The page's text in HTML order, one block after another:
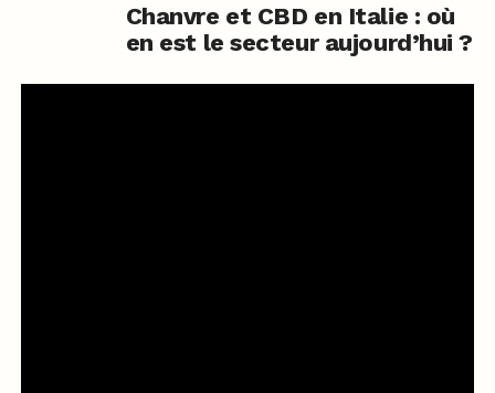
Chanvre et CBD en Italie : où
en est le secteur aujourd’hui ?